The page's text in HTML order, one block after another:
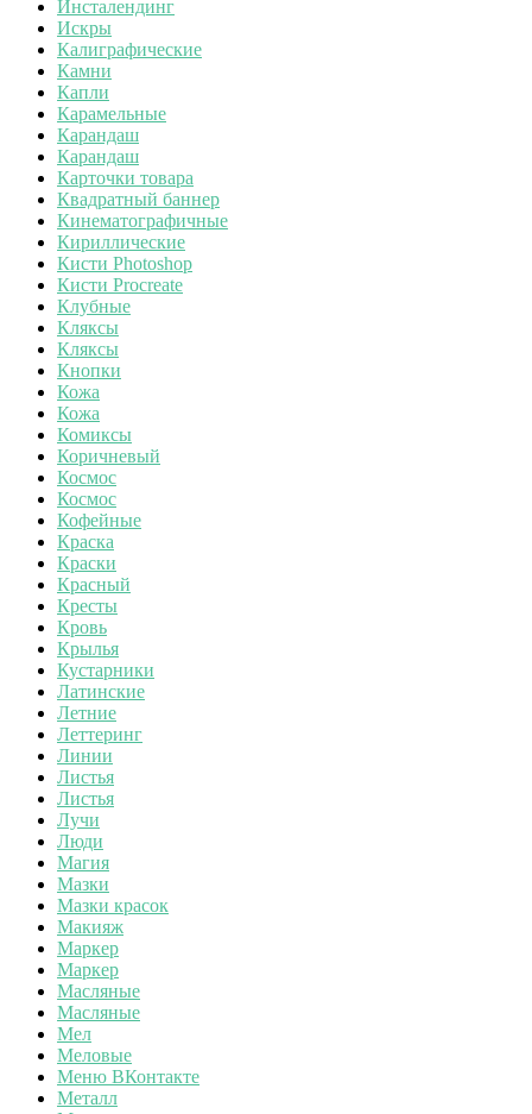
Инсталендинг
Искры
Калиграфические
Камни
Капли
Карамельные
Карандаш
Карандаш
Карточки товара
Квадратный баннер
Кинематографичные
Кириллические
Кисти Photoshop
Кисти Procreate
Клубные
Кляксы
Кляксы
Кнопки
Кожа
Кожа
Комиксы
Коричневый
Космос
Космос
Кофейные
Краска
Краски
Красный
Кресты
Кровь
Крылья
Кустарники
Латинские
Летние
Леттеринг
Линии
Листья
Листья
Лучи
Люди
Магия
Мазки
Мазки красок
Макияж
Маркер
Маркер
Масляные
Масляные
Мел
Меловые
Меню ВКонтакте
Металл